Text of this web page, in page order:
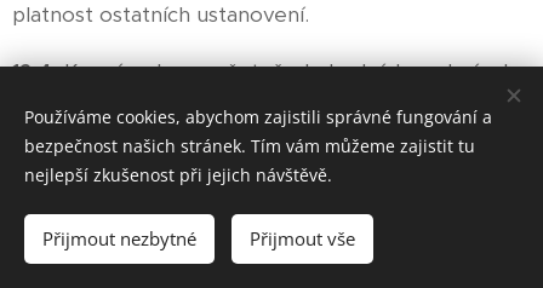
platnost ostatních ustanovení.
12.4.Kupní smlouva včetně obchodních podmínek
je archivována prodávajícím v elektronické podobě
a není přístupná.
12.5.
Přílohu obchodních podmínek tvoří vzorový
formulář pro odstoupení od kupní smlouvy.
Používáme cookies, abychom zajistili správné fungování a
bezpečnost našich stránek. Tím vám můžeme zajistit tu
nejlepší zkušenost při jejich návštěvě.
Přijmout nezbytné Přijmout vše